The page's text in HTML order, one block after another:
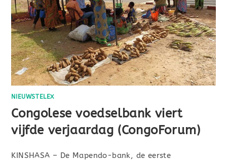
NIEUWSTELEX
Congolese voedselbank viert
vijfde verjaardag (CongoForum)
KINSHASA – De Mapendo-bank, de eerste